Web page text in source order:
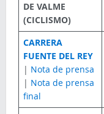
DE VALME
(CICLISMO)
CARRERA
FUENTE DEL REY
| Nota de prensa
| Nota de prensa
final